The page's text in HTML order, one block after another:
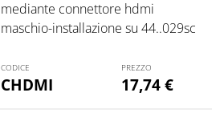
CHDMI
mediante connettore hdmi
maschio-installazione su 44..029sc
17,74€